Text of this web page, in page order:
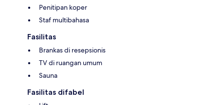
Penitipan koper
Staf multibahasa
Fasilitas
Brankas di resepsionis
TV di ruangan umum
Sauna
Fasilitas difabel